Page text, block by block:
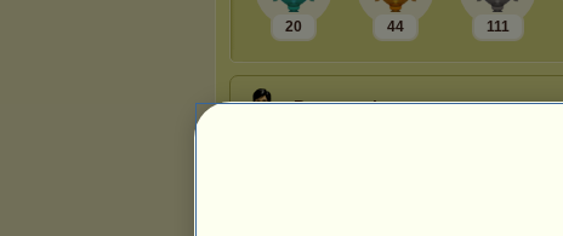
20 44 111
Presentation